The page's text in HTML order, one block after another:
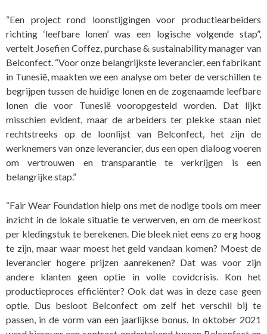
“Een project rond loonstijgingen voor productiearbeiders
richting ‘leefbare lonen’ was een logische volgende stap”,
vertelt Josefien Coffez, purchase & sustainability manager van
Belconfect. “Voor onze belangrijkste leverancier, een fabrikant
in Tunesië, maakten we een analyse om beter de verschillen te
begrijpen tussen de huidige lonen en de zogenaamde leefbare
lonen die voor Tunesië vooropgesteld worden. Dat lijkt
misschien evident, maar de arbeiders ter plekke staan niet
rechtstreeks op de loonlijst van Belconfect, het zijn de
werknemers van onze leverancier, dus een open dialoog voeren
om vertrouwen en transparantie te verkrijgen is een
belangrijke stap.”
“Fair Wear Foundation hielp ons met de nodige tools om meer
inzicht in de lokale situatie te verwerven, en om de meerkost
per kledingstuk te berekenen. Die bleek niet eens zo erg hoog
te zijn, maar waar moest het geld vandaan komen? Moest de
leverancier hogere prijzen aanrekenen? Dat was voor zijn
andere klanten geen optie in volle covidcrisis. Kon het
productieproces efficiënter? Ook dat was in deze case geen
optie. Dus besloot Belconfect om zelf het verschil bij te
passen, in de vorm van een jaarlijkse bonus. In oktober 2021